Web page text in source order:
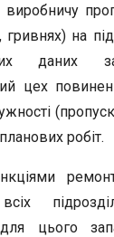
на
даних
цех
робіт.
для цього